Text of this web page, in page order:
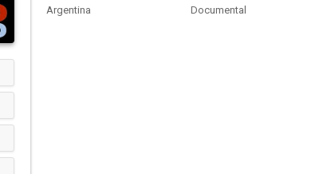
Argentina Documental